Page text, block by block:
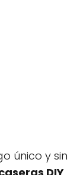
único y sin